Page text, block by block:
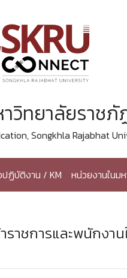
วิทยาลัยราชภั
Songkhla Rajabhat
ฏิบัติงาน / KM หน่วยงานในม
าชการและพนักงาน